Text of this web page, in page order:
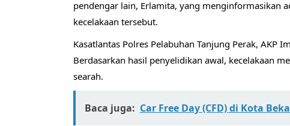
pendengar lain, Erlamita, yang menginformasikan
kecelakaan tersebut.
Kasatlantas Polres Pelabuhan Tanjung Perak, AKP
Berdasarkan hasil penyelidikan awal, kecelakaan
searah.
Baca juga: Car Free Day (CFD) di Kota